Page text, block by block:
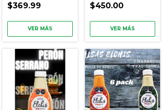
$369.99
VER MÁS
$450.00
VER MÁS